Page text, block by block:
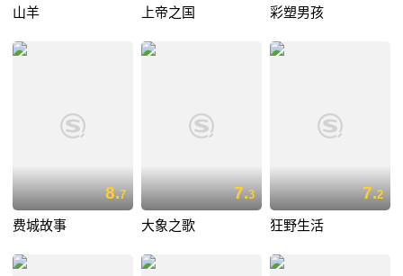
山羊 上帝之国 彩塑男孩
8.7
费城故事
7.3
大象之歌
7.2
狂野生活